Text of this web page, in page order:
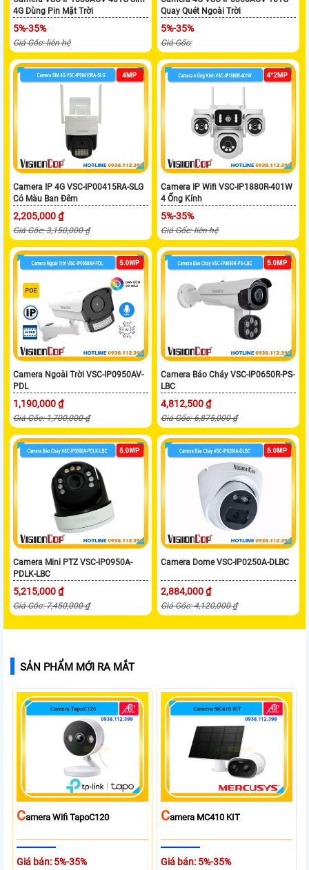
4G Dùng Pin Mặt Trời
5%-35%
Giá Gốc: liên hệ
Quay Quét Ngoài Trời
5%-35%
Giá Gốc:
Camera IP 4G VSC-IP00415RA-SLG
Có Màu Ban Đêm
2,205,000 ₫
Giá Gốc: 3,150,000 ₫
Camera IP Wifi VSC-IP1880R-401W
4 Ống Kính
5%-35%
Giá Gốc: liên hệ
Camera Ngoài Trời VSC-IP0950AV-
PDL
1,190,000 ₫
Giá Gốc: 1,700,000 ₫
Camera Báo Cháy VSC-IP0650R-PS-
LBC
4,812,500 ₫
Giá Gốc: 6,875,000 ₫
Camera Mini PTZ VSC-IP0950A-
PDLK-LBC
5,215,000 ₫
Giá Gốc: 7,450,000 ₫
Camera Dome VSC-IP0250A-DLBC
2,884,000 ₫
Giá Gốc: 4,120,000 ₫
SẢN PHẨM MỚI RA MẮT
CAmera Wifi TapoC120
Giá bán: 5%-35%
CAmera MC410 KIT
Giá bán: 5%-35%